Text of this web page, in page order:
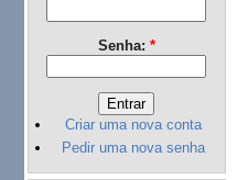
Senha: *
Criar uma nova conta
Pedir uma nova senha